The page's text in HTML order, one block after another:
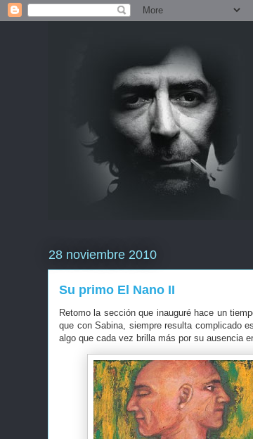
28 noviembre 2010
Su primo El Nano II
Retomo la sección que inauguré hace un
que con Sabina, siempre resulta complicado
algo que cada vez brilla más por su ausencia